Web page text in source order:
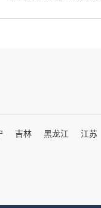
吉林 黑龙江 江苏